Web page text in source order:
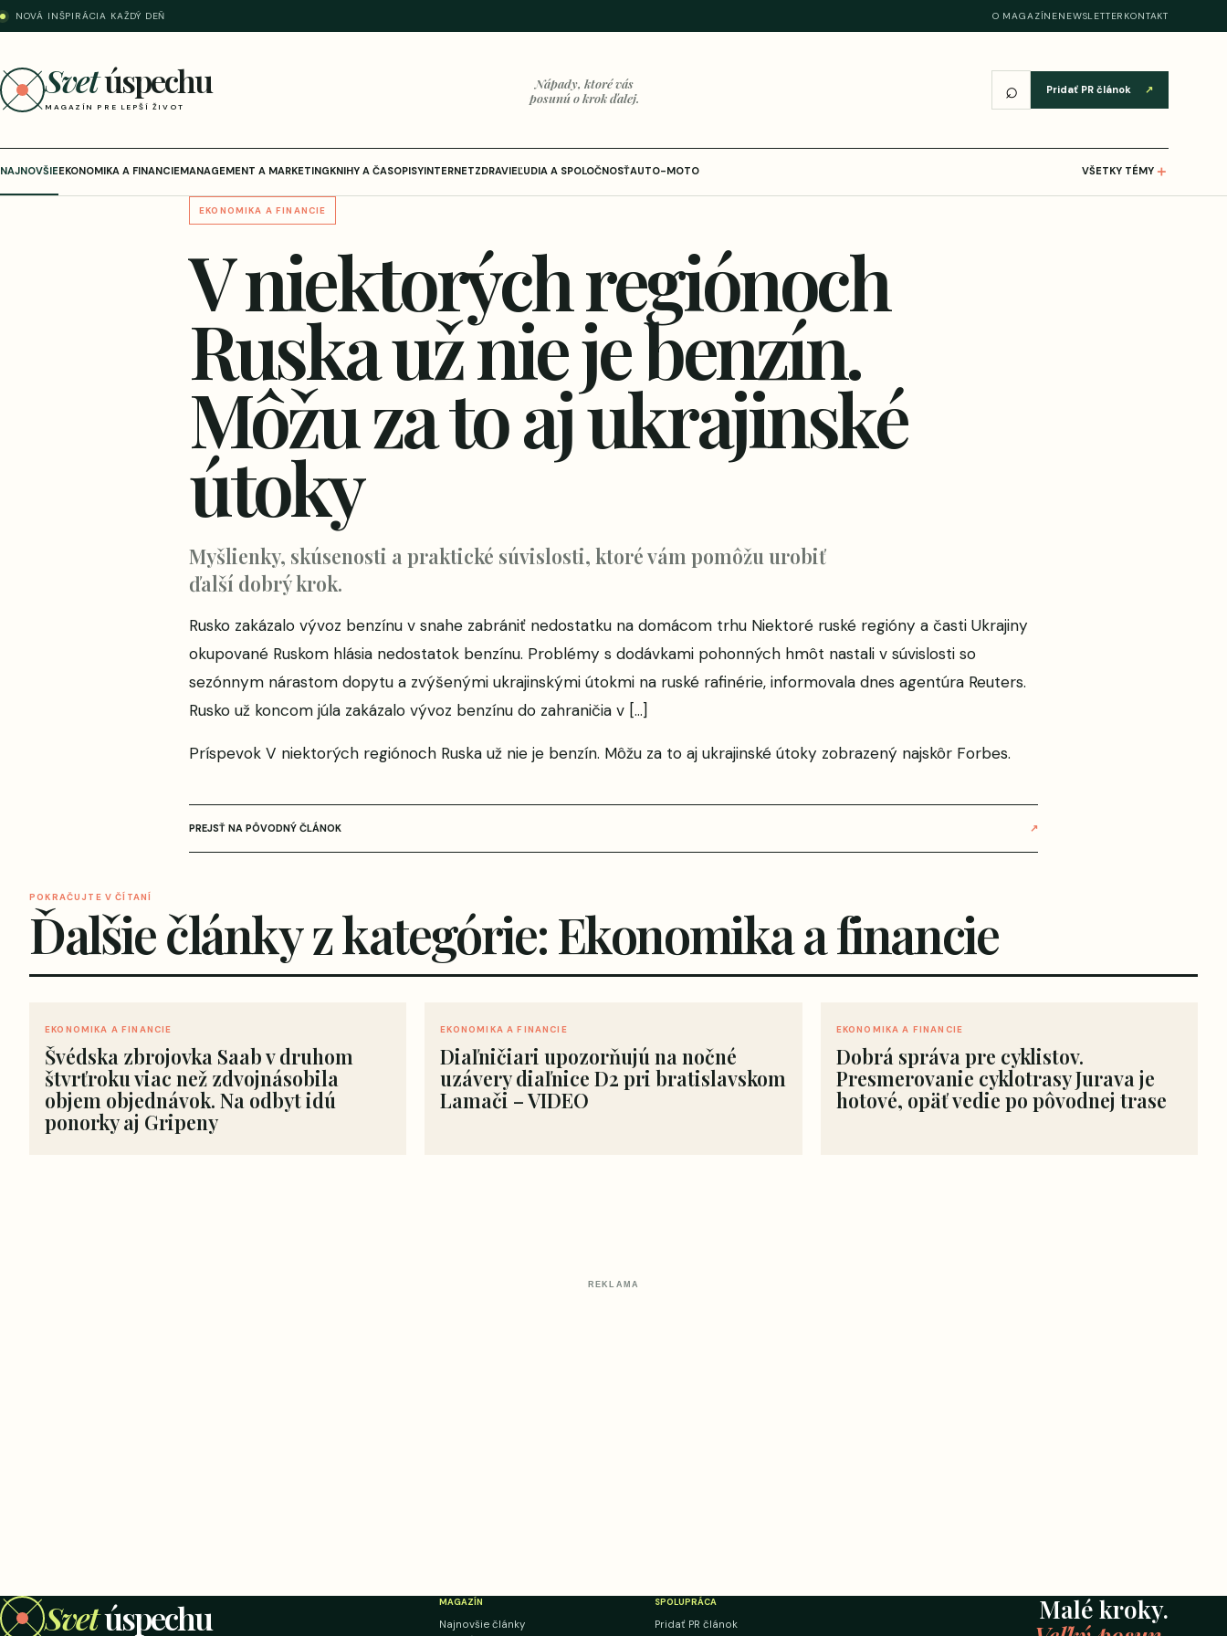
NOVÁ INŠPIRÁCIA KAŽDÝ DEŇ O MAGAZÍNENEWSLETTER KONTAKT
Svetúspechu
MAGAZÍN PRE LEPŠÍ ŽIVOT
Nápady, ktoré vás
posunú o krok ďalej.
⌕ Pridať PR článok ↗
NAJNOVŠIEEKONOMIKA A FINANCIEMANAGEMENT A MARKETINGKNIHY A ČASOPISYINTERNETZDRAVIEĽUDIA A SPOLOČNOSŤAUTO-MOTO VŠETKY TÉMY ＋
EKONOMIKA A FINANCIE
V niektorých regiónoch
Ruska už nie je benzín.
Môžu za to aj ukrajinské
útoky
Myšlienky, skúsenosti a praktické súvislosti, ktoré vám pomôžu urobiť
ďalší dobrý krok.
Rusko zakázalo vývoz benzínu v snahe zabrániť nedostatku na domácom trhu Niektoré ruské regióny a časti Ukrajiny
okupované Ruskom hlásia nedostatok benzínu. Problémy s dodávkami pohonných hmôt nastali v súvislosti so
sezónnym nárastom dopytu a zvýšenými ukrajinskými útokmi na ruské rafinérie, informovala dnes agentúra Reuters.
Rusko už koncom júla zakázalo vývoz benzínu do zahraničia v […]
Príspevok V niektorých regiónoch Ruska už nie je benzín. Môžu za to aj ukrajinské útoky zobrazený najskôr Forbes.
PREJSŤ NA PÔVODNÝ ČLÁNOK ↗
POKRAČUJTE V ČÍTANÍ
Ďalšie články z kategórie: Ekonomika a financie
EKONOMIKA A FINANCIE
Švédska zbrojovka Saab v druhom
štvrťroku viac než zdvojnásobila
objem objednávok. Na odbyt idú
ponorky aj Gripeny
EKONOMIKA A FINANCIE
Diaľničiari upozorňujú na nočné
uzávery diaľnice D2 pri bratislavskom
Lamači – VIDEO
EKONOMIKA A FINANCIE
Dobrá správa pre cyklistov.
Presmerovanie cyklotrasy Jurava je
hotové, opäť vedie po pôvodnej trase
REKLAMA
Svetúspechu MAGAZÍN
Najnovšie články
SPOLUPRÁCA
Pridať PR článok
Malé kroky.